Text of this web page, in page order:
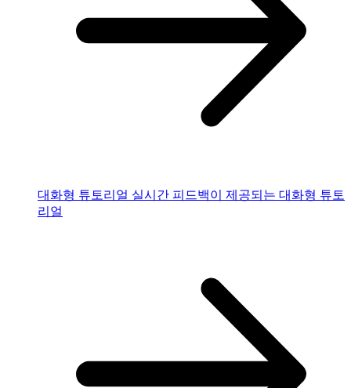
대화형 튜토리얼 실시간 피드백이 제공되는 대화형 튜토
리얼